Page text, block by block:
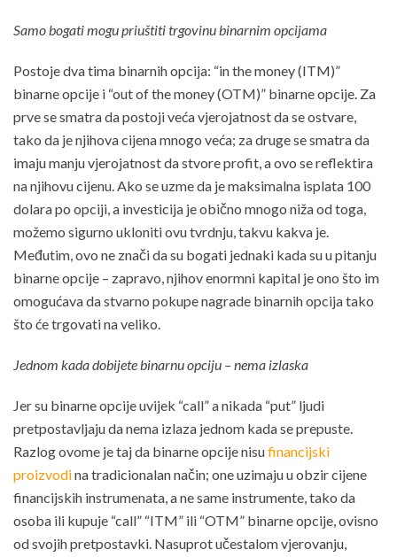
Samo bogati mogu priuštiti trgovinu binarnim opcijama
Postoje dva tima binarnih opcija: “in the money (ITM)”
binarne opcije i “out of the money (OTM)” binarne opcije. Za
prve se smatra da postoji veća vjerojatnost da se ostvare,
tako da je njihova cijena mnogo veća; za druge se smatra da
imaju manju vjerojatnost da stvore profit, a ovo se reflektira
na njihovu cijenu. Ako se uzme da je maksimalna isplata 100
dolara po opciji, a investicija je obično mnogo niža od toga,
možemo sigurno ukloniti ovu tvrdnju, takvu kakva je.
Međutim, ovo ne znači da su bogati jednaki kada su u pitanju
binarne opcije – zapravo, njihov enormni kapital je ono što im
omogućava da stvarno pokupe nagrade binarnih opcija tako
što će trgovati na veliko.
Jednom kada dobijete binarnu opciju – nema izlaska
Jer su binarne opcije uvijek “call” a nikada “put” ljudi
pretpostavljaju da nema izlaza jednom kada se prepuste.
Razlog ovome je taj da binarne opcije nisufinancijski
proizvodina tradicionalan način; one uzimaju u obzir cijene
financijskih instrumenata, a ne same instrumente, tako da
osoba ili kupuje “call” “ITM” ili “OTM” binarne opcije, ovisno
od svojih pretpostavki. Nasuprot učestalom vjerovanju,